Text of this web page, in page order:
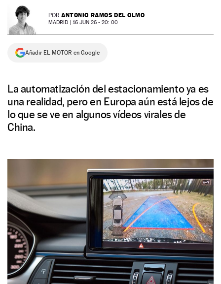
NEWSLETTER POR ANTONIO RAMOS DEL OLMO
MADRID | 16 JUN 26 - 20: 00
Añadir EL MOTOR en Google
La automatización del estacionamiento ya es
una realidad, pero en Europa aún está lejos de
lo que se ve en algunos vídeos virales de
China.